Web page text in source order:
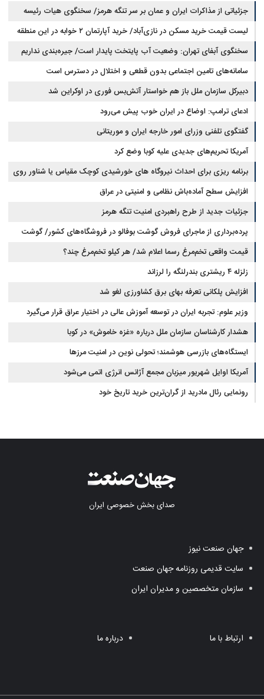
جزئیاتی از مذاکرات ایران و عمان بر سر تنگه هرمز/ سخنگوی هیات رئیسه
مجلس: بیانیه‌ای شامل تصحیح مسیر تردد دریایی در تنگه، در آستانه نهایی شدن
است
لیست قیمت خرید مسکن در نازی‌آباد/ خرید آپارتمان ۲ خوابه در این منطقه
چقدر سرمایه نیاز دارد؟ + جدول مردادماه ۱۴۰۵
سخنگوی آبفای تهران: وضعیت آب پایتخت پایدار است/ جیره‌بندی نداریم
سامانه‌های تامین اجتماعی بدون قطعی و اختلال در دسترس است
دبیرکل سازمان ملل باز هم خواستار آتش‌بس فوری در اوکراین شد
ادعای ترامپ: اوضاع در ایران خوب پیش می‌رود
گفتگوی تلفنی وزرای امور خارجه ایران و موریتانی
آمریکا تحریم‌های جدیدی علیه کوبا وضع کرد
برنامه ریزی برای احداث نیروگاه های خورشیدی کوچک مقیاس یا شناور روی
آب در مازندران
افزایش سطح آماده‌باش نظامی و امنیتی در عراق
جزئیات جدید از طرح راهبردی امنیت تنگه هرمز
پرده‌برداری از ماجرای فروش گوشت بوفالو در فروشگاه‌های کشور/ گوشت
بوفالو از کجا وارد می‌شود؟/ هر کیلو بوفالو با چه قیمتی به فروش می‌رود؟
قیمت واقعی تخم‌مرغ رسما اعلام شد/ هر کیلو تخم‌مرغ چند؟
زلزله ۴ ریشتری بندرلنگه را لرزاند
افزایش پلکانی تعرفه بهای برق کشاورزی لغو شد
وزیر علوم: تجربه ایران در توسعه آموزش عالی در اختیار عراق قرار می‌گیرد
هشدار کارشناسان سازمان ملل درباره «غزه‌ خاموش» در کوبا
ایستگاه‌های بازرسی هوشمند؛ تحولی نوین در امنیت مرزها
آمریکا اوایل شهریور میزبان مجمع آژانس انرژی اتمی می‌شود
رونمایی رئال مادرید از گران‌ترین خرید تاریخ خود
صدای بخش خصوصی ایران
جهان صنعت نیوز
سایت قدیمی روزنامه جهان صنعت
سازمان متخصصین و مدیران ایران
ارتباط با ما درباره ما